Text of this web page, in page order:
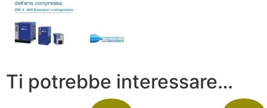
Ti potrebbe interessare…